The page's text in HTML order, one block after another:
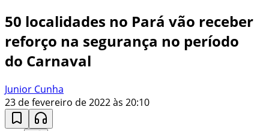
50 localidades no Pará vão receber
reforço na segurança no período
do Carnaval
Junior Cunha
23 de fevereiro de 2022 às 20:10